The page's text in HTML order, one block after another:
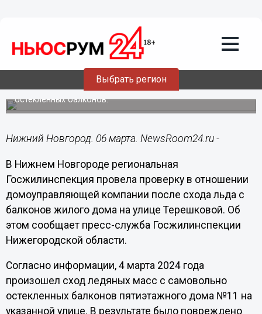
Выбрать регион
ГЖИ провела проверку из-за схода
льда на Терешковой в Нижнем
Новгороде
Произошел сход ледяных масс с самовольно
остекленных балконов.
Нижний Новгород. 06 марта. NewsRoom24.ru -
В Нижнем Новгороде региональная
Госжилинспекция провела проверку в отношении
домоуправляющей компании после схода льда с
балконов жилого дома на улице Терешковой. Об
этом сообщает пресс-служба Госжилинспекции
Нижегородской области.
Согласно информации, 4 марта 2024 года
произошел сход ледяных масс с самовольно
остекленных балконов пятиэтажного дома №11 на
указанной улице. В результате было повреждено